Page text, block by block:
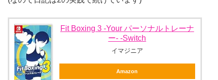
Fit Boxing 3 -Your パーソナルトレーナ
ー- -Switch
イマジニア
Amazon